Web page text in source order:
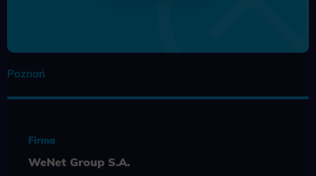
Poznań
Firma
WeNet Group S.A.